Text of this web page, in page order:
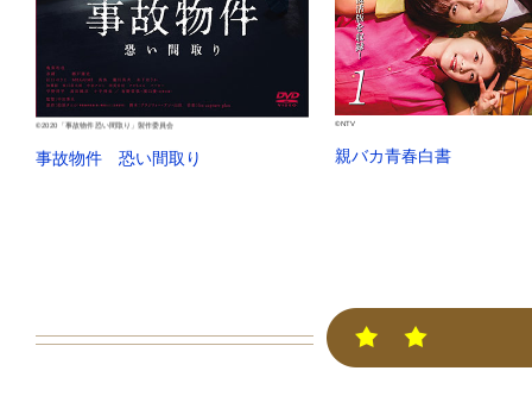
©2020「事故物件 恐い間取り」製作委員会
事故物件 恐い間取り
©NTV
親バカ青春白書